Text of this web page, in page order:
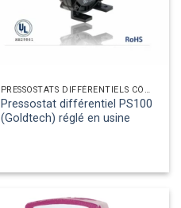
PRESSOSTATS DIFFÉRENTIELS CÔTÉ AIR
Pressostat différentiel PS100
(Goldtech) réglé en usine